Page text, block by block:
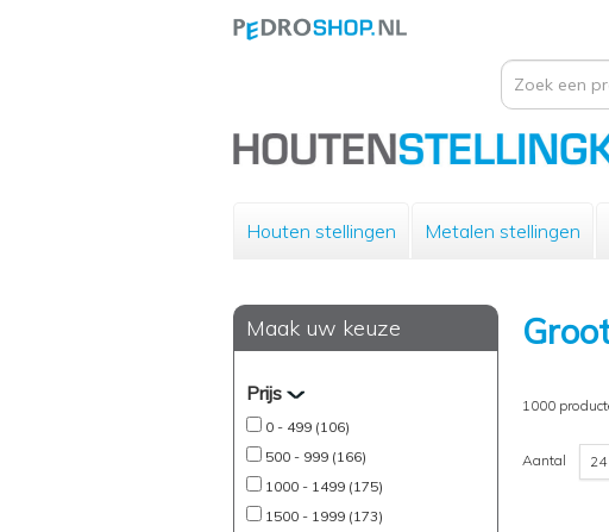
Houten stellingen Metalen stellingen
Maak uw keuze
Prijs
0 - 499 (106)
500 - 999 (166)
1000 - 1499 (175)
1500 - 1999 (173)
1000
Aantal 24